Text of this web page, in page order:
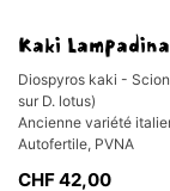
Kaki Lampadina
Diospyros kaki -
sur D. lotus)
Ancienne variété
Autofertile, PVNA
CHF42,00